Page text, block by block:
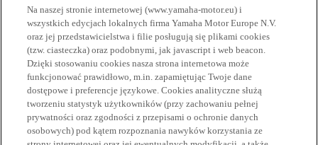
Na naszej stronie internetowej (www.yamaha-motor.eu) i
wszystkich edycjach lokalnych firma Yamaha Motor Europe N.V.
oraz jej przedstawicielstwa i filie posługują się plikami cookies
(tzw. ciasteczka) oraz podobnymi, jak javascript i web beacon.
Dzięki stosowaniu cookies nasza strona internetowa może
funkcjonować prawidłowo, m.in. zapamiętując Twoje dane
dostępowe i preferencje językowe. Cookies analityczne służą
tworzeniu statystyk użytkowników (przy zachowaniu pełnej
prywatności oraz zgodności z przepisami o ochronie danych
osobowych) pod kątem rozpoznania nawyków korzystania ze